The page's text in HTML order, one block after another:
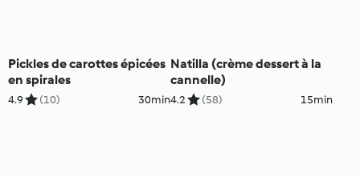
Pickles de carottes épicées
en spirales
4.9 (10) 30min
Natilla (crème dessert à la
cannelle)
4.2 (58) 15min